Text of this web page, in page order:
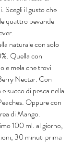
Scegli il gusto che
quattro bevande
naturale con solo
Quella con
e mela che trovi
Nectar. Con
succo di pesca nella
Oppure con
di Mango.
100 ml. al giorno,
30 minuti prima